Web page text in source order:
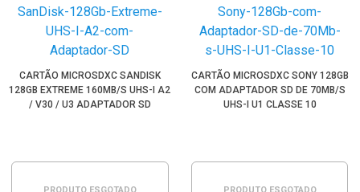
CARTÃO MICROSDXC SANDISK
128GB EXTREME 160MB/S UHS-I A2
/ V30 / U3 ADAPTADOR SD
CARTÃO MICROSDXC SONY 128GB
COM ADAPTADOR SD DE 70MB/S
UHS-I U1 CLASSE 10